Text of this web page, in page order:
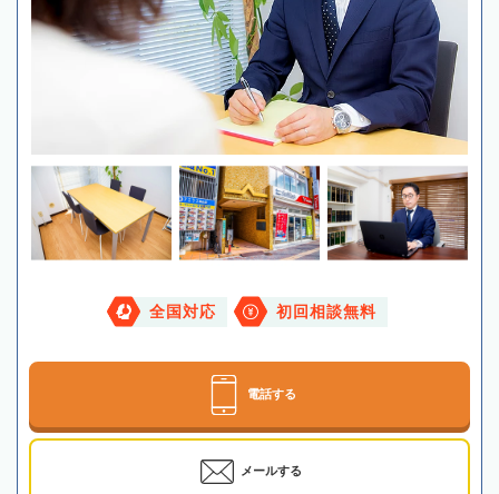
全国対応 初回相談無料
電話する
メールする